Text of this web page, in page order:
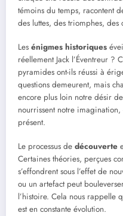
témoins du temps, racontent
des luttes, des triomphes, des
Les énigmes historiques
réellement Jack l’Éventreur ?
pyramides ont-ils réussi à
questions demeurent, mais
encore plus loin notre désir
nourrissent notre
présent.
Le processus de découverte
Certaines théories, perçues
s’effondrent sous l’effet de
ou un artefact peut
l’histoire. Cela nous rappelle
est en constante évolution.